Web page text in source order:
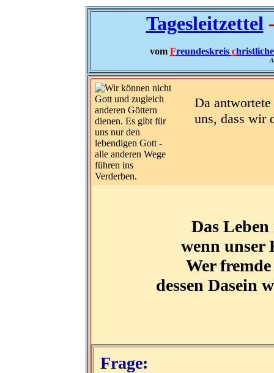
Tagesleitzettel
vom Freundeskreis c
Da
uns, dass wir
Das
wenn unser
Wer
dessen Dasein
Frage: